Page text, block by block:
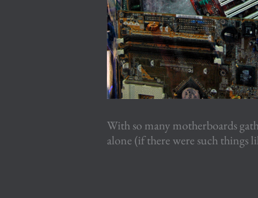
With so many motherboards
alone (if there were such things